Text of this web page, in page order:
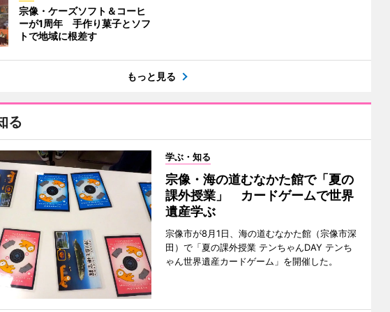
宗像・ケーズソフト＆コーヒ
ーが1周年 手作り菓子とソフ
トで地域に根差す
もっと見る
る
学ぶ・知る
宗像・海の道むなかた館で「夏の
課外授業」 カードゲームで世界
遺産学ぶ
宗像市が8月1日、海の道むなかた館（宗像市深
田）で「夏の課外授業 テンちゃんDAY テンち
ゃん世界遺産カードゲーム」を開催した。